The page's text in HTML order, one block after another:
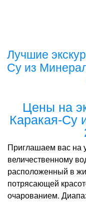
Лучшие
Су из
Цены на
Каракая-Су
Приглашаем вас на
величественному
расположенный в
потрясающей
очарованием.